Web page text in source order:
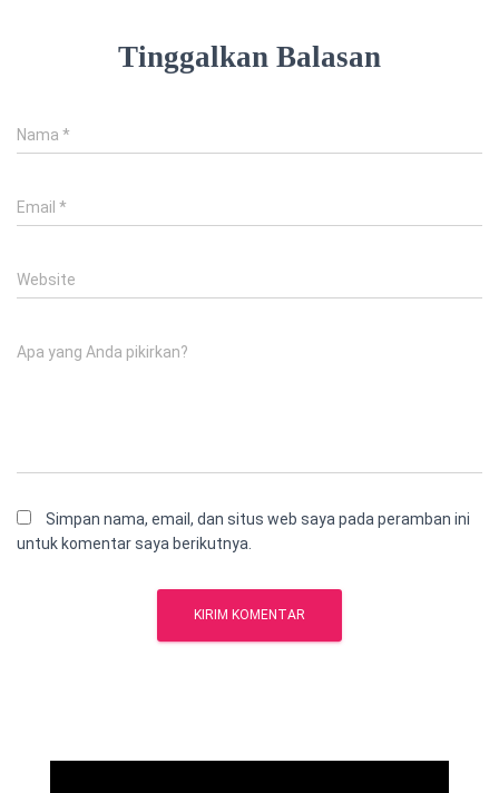
Tinggalkan Balasan
Nama *
Email *
Website
Apa yang Anda pikirkan?
Simpan nama, email, dan situs web saya pada peramban ini
untuk komentar saya berikutnya.